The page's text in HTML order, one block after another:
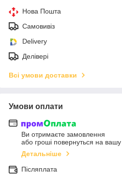
Нова Пошта
Самовивіз
Delivery
Делівері
Всі умови доставки
Умови оплати
Ви отримаєте замовлення
або гроші повернуться на вашу
Детальніше
Післяплата